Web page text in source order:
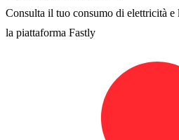
Consulta il tuo consumo di elettricità e
la piattaforma Fastly